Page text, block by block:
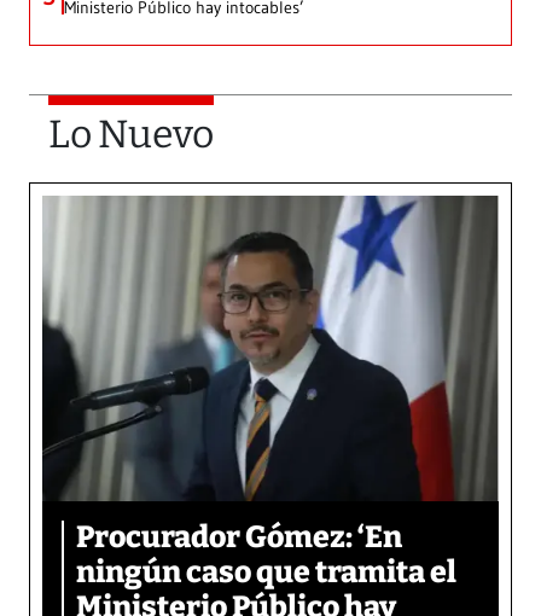
Ministerio Público hay intocables’
Lo Nuevo
Procurador Gómez: ‘En
ningún caso que tramita el
Ministerio Público hay